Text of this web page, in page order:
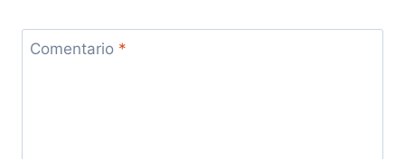
Comentario *